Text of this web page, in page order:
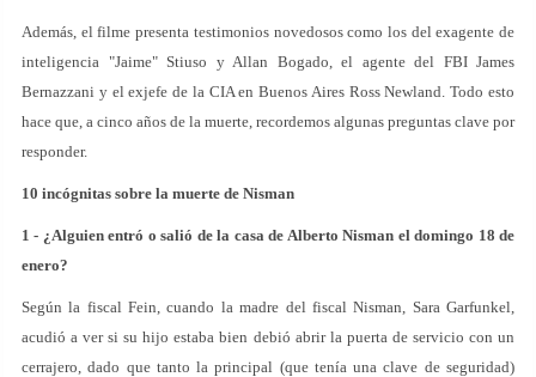
Además, el filme presenta testimonios novedosos como los del exagente de
inteligencia "Jaime" Stiuso y Allan Bogado, el agente del FBI James
Bernazzani y el exjefe de la CIA en Buenos Aires Ross Newland. Todo esto
hace que, a cinco años de la muerte, recordemos algunas preguntas clave por
responder.
10 incógnitas sobre la muerte de Nisman
1 - ¿Alguien entró o salió de la casa de Alberto Nisman el domingo 18 de
enero?
Según la fiscal Fein, cuando la madre del fiscal Nisman, Sara Garfunkel,
acudió a ver si su hijo estaba bien debió abrir la puerta de servicio con un
cerrajero, dado que tanto la principal (que tenía una clave de seguridad)